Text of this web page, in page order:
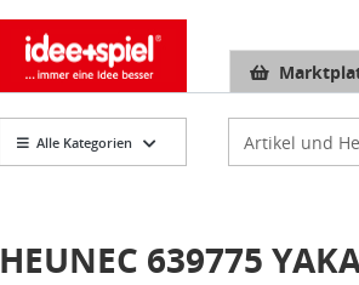
Alle Kategorien
HEUNEC 639775